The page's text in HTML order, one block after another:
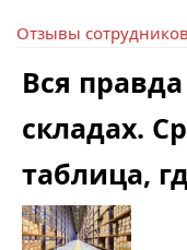
Отзывы сотрудников
Вся
складах.
таблица,